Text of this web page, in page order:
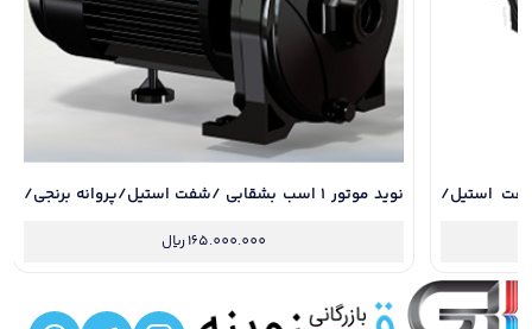
/شفت استیل/
نوید موتور 1 اسب بشقابی /شفت استیل/پروانه برنجی/
165.000.000 ریال